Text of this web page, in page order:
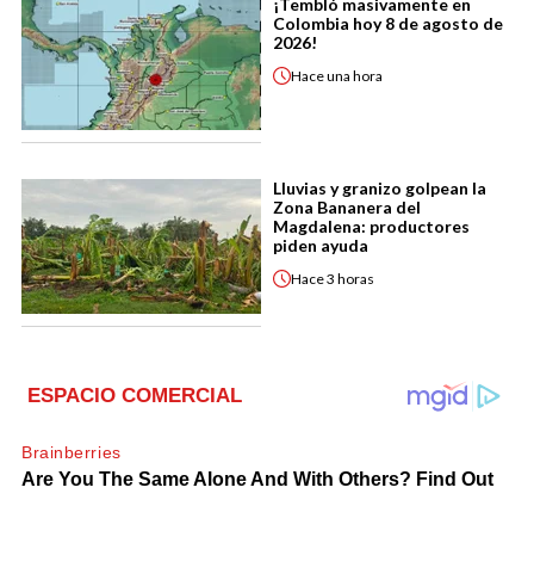
¡Tembló masivamente en
Colombia hoy 8 de agosto de
2026!
Haceuna hora
Lluvias y granizo golpean la
Zona Bananera del
Magdalena: productores
piden ayuda
Hace3 horas